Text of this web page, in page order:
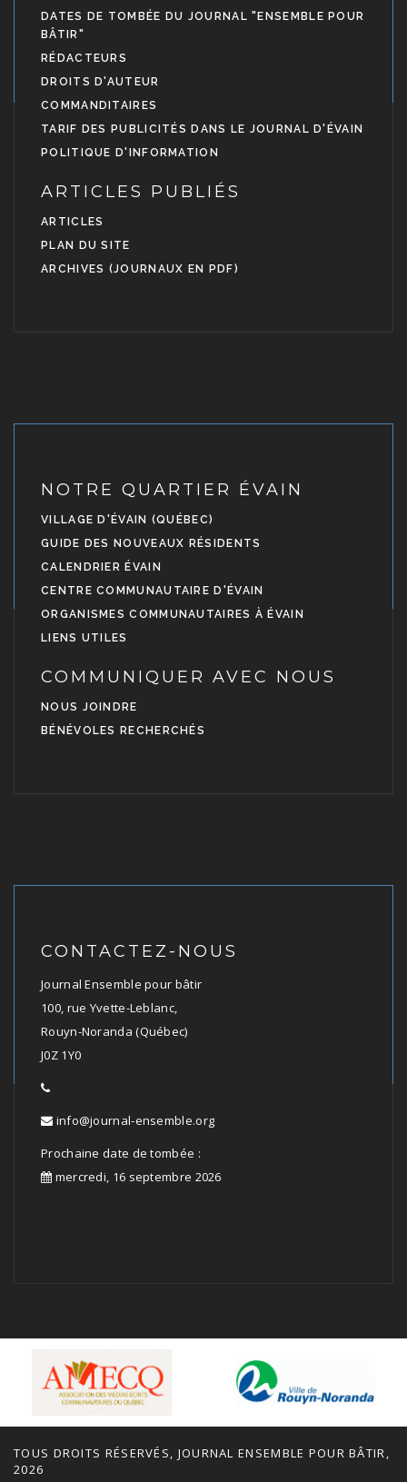
DATES DE TOMBÉE DU JOURNAL "ENSEMBLE POUR
BÂTIR"
RÉDACTEURS
DROITS D'AUTEUR
COMMANDITAIRES
TARIF DES PUBLICITÉS DANS LE JOURNAL D'ÉVAIN
POLITIQUE D'INFORMATION
ARTICLES PUBLIÉS
ARTICLES
PLAN DU SITE
ARCHIVES (JOURNAUX EN PDF)
NOTRE QUARTIER ÉVAIN
VILLAGE D'ÉVAIN (QUÉBEC)
GUIDE DES NOUVEAUX RÉSIDENTS
CALENDRIER ÉVAIN
CENTRE COMMUNAUTAIRE D'ÉVAIN
ORGANISMES COMMUNAUTAIRES À ÉVAIN
LIENS UTILES
COMMUNIQUER AVEC NOUS
NOUS JOINDRE
BÉNÉVOLES RECHERCHÉS
CONTACTEZ-NOUS
Journal Ensemble pour bâtir
100, rue Yvette-Leblanc,
Rouyn-Noranda (Québec)
J0Z 1Y0
info@journal-ensemble.org
Prochaine date de tombée :
mercredi, 16 septembre 2026
TOUS DROITS RÉSERVÉS, JOURNAL ENSEMBLE POUR BÂTIR,
2026